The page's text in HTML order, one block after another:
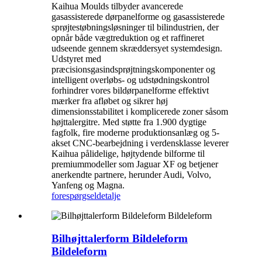
Kaihua Moulds tilbyder avancerede
gasassisterede dørpanelforme og gasassisterede
sprøjtestøbningsløsninger til bilindustrien, der
opnår både vægtreduktion og et raffineret
udseende gennem skræddersyet systemdesign.
Udstyret med
præcisionsgasindsprøjtningskomponenter og
intelligent overløbs- og udstødningskontrol
forhindrer vores bildørpanelforme effektivt
mærker fra afløbet og sikrer høj
dimensionsstabilitet i komplicerede zoner såsom
højttalergitre. Med støtte fra 1.900 dygtige
fagfolk, fire moderne produktionsanlæg og 5-
akset CNC-bearbejdning i verdensklasse leverer
Kaihua pålidelige, højtydende bilforme til
premiummodeller som Jaguar XF og betjener
anerkendte partnere, herunder Audi, Volvo,
Yanfeng og Magna.
forespørgseldetalje
Bilhøjttalerform Bildeleform
Bildeleform